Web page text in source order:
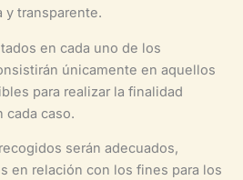
y transparente.
en cada uno de los
únicamente en aquellos
para realizar la finalidad
cada caso.
serán adecuados,
en relación con los fines para los